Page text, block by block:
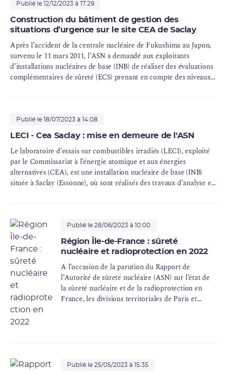
Publié le 12/12/2023 à 17:29
Construction du bâtiment de gestion des
situations d’urgence sur le site CEA de Saclay
Après l’accident de lacentrale nucléaire de Fukushima au Japon,
survenu le 11 mars 2011, l’ASN a demandé aux exploitants
d’installations nucléaires de base (INB) de réaliser des évaluations
complémentaires de sûreté (ECS) prenant en compte des niveaux
Publié le 18/07/2023 à 14:08
LECI - Cea Saclay : mise en demeure de l'ASN
Le laboratoire d’essais sur combustibles irradiés (LECI), exploité
par le Commissariat à l’énergie atomique et aux énergies
alternatives (CEA), est une installation nucléaire de base(INB)
située à Saclay (Essonne), où sont réalisés des travaux d’analyse et
Publié le 28/06/2023 à 10:00
Région Île-de-France : sûreté
nucléaire et radioprotection en 2022
A l’occasion de la parution du Rapport de
l’Autorité de sûreté nucléaire (ASN) sur l’état de
la sûreté nucléaire et de la radioprotection en
France, les divisions territoriales de Paris et
Publié le 25/05/2023 à 15:35